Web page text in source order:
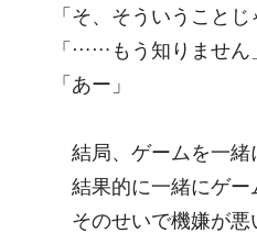
「そ、そういうこと
「……もう知りません
「あー」
結局、ゲームを一緒
結果的に一緒にゲー
そのせいで機嫌が悪